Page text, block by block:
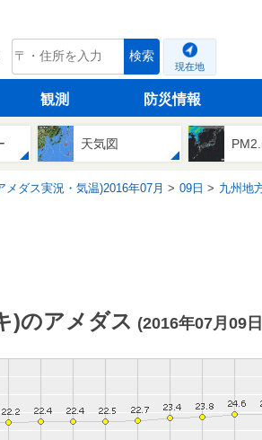
tenki.jp 検索
現在地
観測 防災情報
天気図
メダス実況・気温)2016年07月 09日 九州地
)のアメダス (2016年07月09